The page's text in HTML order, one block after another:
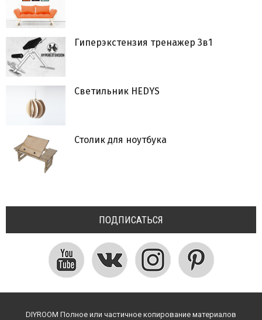
Гиперэкстензия тренажер 3в1
Светильник HEDYS
Столик для ноутбука
ПОДПИСАТЬСЯ
DIYROOM Полное или частичное копирование материалов